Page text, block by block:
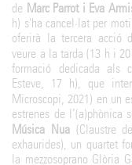
de Marc Parrot i Eva
h) s'ha cancel·lat per
oferirà la tercera acció
veure a la tarda (13 h i
formació dedicada als
Esteve, 17 h), que
Microscopi, 2021) en un
estrenes de l’(a)phònica
Música Nua(Claustre
exhaurides), un quartet
la mezzosoprano Glòria